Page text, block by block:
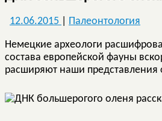
12.06.2015 Палеонтология
Немецкие археологи
состава европейской фауны
расширяют наши представления